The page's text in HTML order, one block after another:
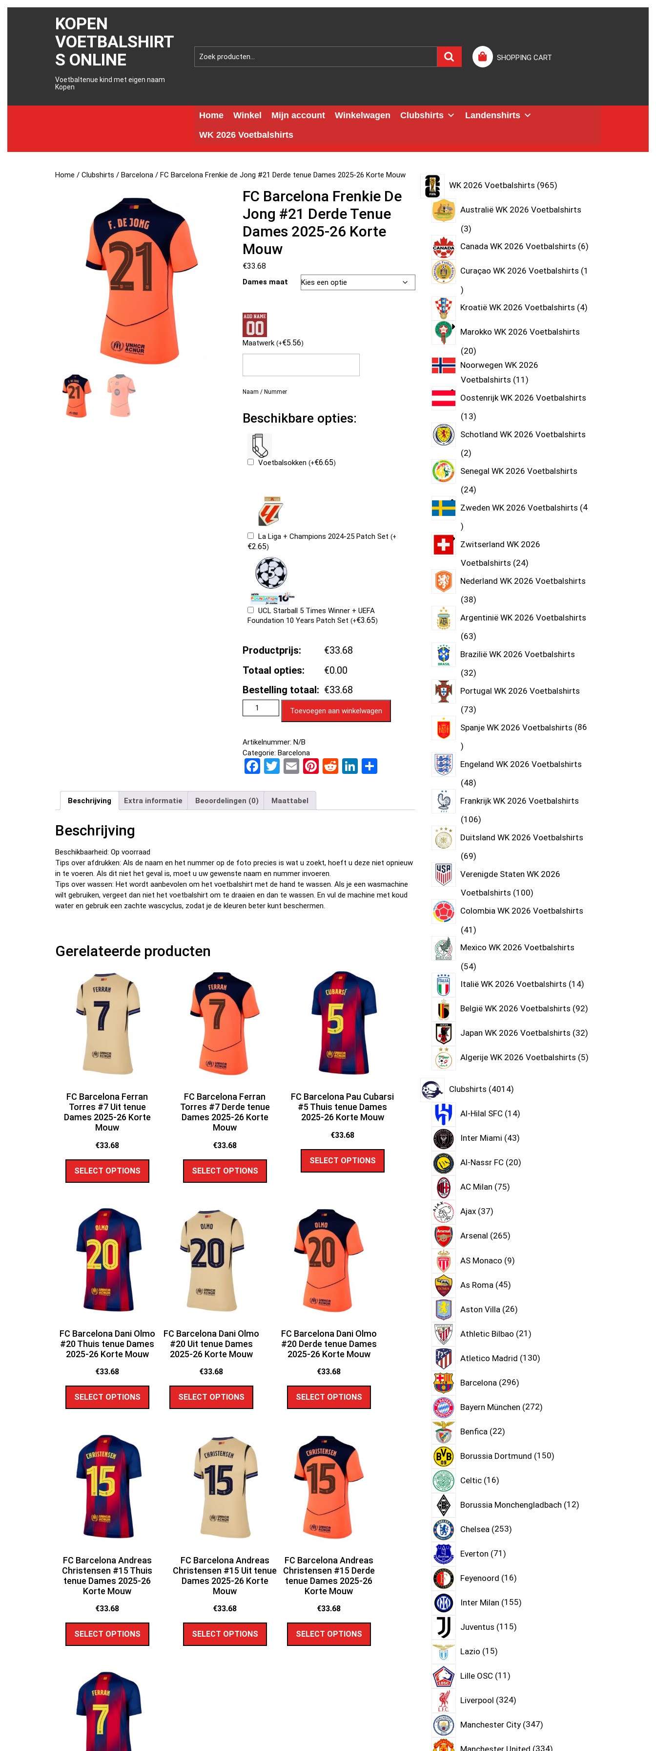
KOPEN
VOETBALSHIRT
S ONLINE
Voetbaltenue kind met eigen naam
Kopen
SHOPPING CART
Home Winkel Mijn account Winkelwagen Clubshirts
Landenshirts
WK 2026 Voetbalshirts
Home /Clubshirts /Barcelona / FC Barcelona Frenkie de Jong #21 Derde tenue Dames 2025-26 Korte Mouw
FC Barcelona Frenkie De
Jong #21 Derde Tenue
Dames 2025-26 Korte
Mouw
€33.68
Dames maat
Maatwerk (+€5.56)
Naam / Nummer
Beschikbare opties:
Voetbalsokken (+€6.65)
La Liga + Champions 2024-25 Patch Set (+
€2.65)
UCL Starball 5 Times Winner + UEFA
Foundation 10 Years Patch Set (+€3.65)
Productprijs:
€33.68
Totaal opties:
€0.00
Bestelling totaal: €33.68
Toevoegen aan winkelwagen
Artikelnummer: N/B
Categorie: Barcelona
F
ce
b
k
T
tt
er
E
ail
Pi
es
R
di
Li
dI
D
n
Beschrijving Extra informatie Beoordelingen (0) Maattabel
Beschrijving
Beschikbaarheid: Op voorraad
Tips over afdrukken: Als de naam en het nummer op de foto precies is wat u zoekt, hoeft u deze niet opnieuw
in te voeren. Als dit niet het geval is, moet u uw gewenste naam en nummer invoeren.
Tips over wassen: Het wordt aanbevolen om het voetbalshirt met de hand te wassen. Als je een wasmachine
wilt gebruiken, vergeet dan niet het voetbalshirt om te draaien en dan te wassen. En vul de machine met koud
water en gebruik een zachte wascyclus, zodat je de kleuren beter kunt beschermen.
Gerelateerde producten
FC Barcelona Ferran
Torres #7 Uit tenue
Dames 2025-26 Korte
Mouw
€33.68
SELECT OPTIONS
FC Barcelona Ferran
Torres #7 Derde tenue
Dames 2025-26 Korte
Mouw
€33.68
SELECT OPTIONS
FC Barcelona Pau Cubarsi
#5 Thuis tenue Dames
2025-26 Korte Mouw
€33.68
SELECT OPTIONS
FC Barcelona Dani Olmo
#20 Thuis tenue Dames
2025-26 Korte Mouw
€33.68
SELECT OPTIONS
FC Barcelona Dani Olmo
#20 Uit tenue Dames
2025-26 Korte Mouw
€33.68
SELECT OPTIONS
FC Barcelona Dani Olmo
#20 Derde tenue Dames
2025-26 Korte Mouw
€33.68
SELECT OPTIONS
FC Barcelona Andreas
Christensen #15 Thuis
tenue Dames 2025-26
Korte Mouw
€33.68
SELECT OPTIONS
FC Barcelona Andreas
Christensen #15 Uit tenue
Dames 2025-26 Korte
Mouw
€33.68
SELECT OPTIONS
FC Barcelona Andreas
Christensen #15 Derde
tenue Dames 2025-26
Korte Mouw
€33.68
SELECT OPTIONS
WK 2026 Voetbalshirts 965
Australië WK 2026 Voetbalshirts
3
Canada WK 2026 Voetbalshirts 6
Curaçao WK 2026 Voetbalshirts 1
Kroatië WK 2026 Voetbalshirts 4
Marokko WK 2026 Voetbalshirts
20
Noorwegen WK 2026
Voetbalshirts 11
Oostenrijk WK 2026 Voetbalshirts
13
Schotland WK 2026 Voetbalshirts
2
Senegal WK 2026 Voetbalshirts
24
Zweden WK 2026 Voetbalshirts 4
Zwitserland WK 2026
Voetbalshirts 24
Nederland WK 2026 Voetbalshirts
38
Argentinië WK 2026 Voetbalshirts
63
Brazilië WK 2026 Voetbalshirts
32
Portugal WK 2026 Voetbalshirts
73
Spanje WK 2026 Voetbalshirts 86
Engeland WK 2026 Voetbalshirts
48
Frankrijk WK 2026 Voetbalshirts
106
Duitsland WK 2026 Voetbalshirts
69
Verenigde Staten WK 2026
Voetbalshirts 100
Colombia WK 2026 Voetbalshirts
41
Mexico WK 2026 Voetbalshirts
54
Italië WK 2026 Voetbalshirts 14
België WK 2026 Voetbalshirts 92
Japan WK 2026 Voetbalshirts 32
Algerije WK 2026 Voetbalshirts 5
Clubshirts 4014
Al-Hilal SFC 14
Inter Miami 43
Al-Nassr FC 20
AC Milan 75
Ajax 37
Arsenal 265
AS Monaco 9
As Roma 45
Aston Villa 26
Athletic Bilbao 21
Atletico Madrid 130
Barcelona 296
Bayern München 272
Benfica 22
Borussia Dortmund 150
Celtic 16
Borussia Monchengladbach 12
Chelsea 253
Everton 71
Feyenoord 16
Inter Milan 155
Juventus 115
Lazio 15
Lille OSC 11
Liverpool 324
Manchester City 347
Manchester United 334